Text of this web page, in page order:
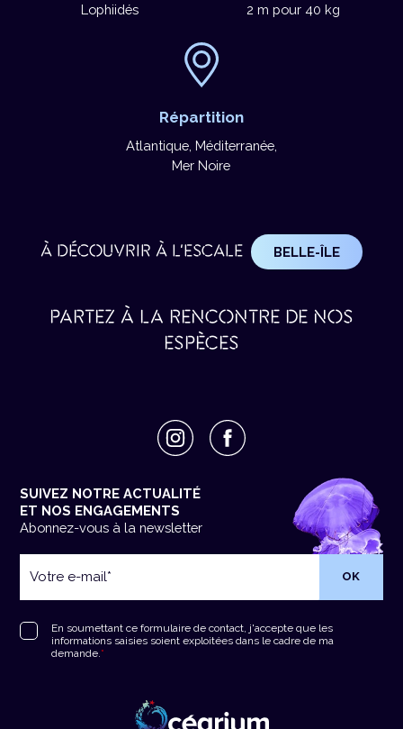
Lophiidés 2 m pour 40 kg
Répartition
Atlantique, Méditerranée,
Mer Noire
À DÉCOUVRIR À L'ESCALE BELLE-ÎLE
PARTEZ À LA RENCONTRE DE NOS
ESPÈCES
SUIVEZ NOTRE ACTUALITÉ
ET NOS ENGAGEMENTS
Abonnez-vous à la newsletter
e-
RGPD*
En soumettant ce formulaire de contact, j'accepte que les
informations saisies soient exploitées dans le cadre de ma
demande. *